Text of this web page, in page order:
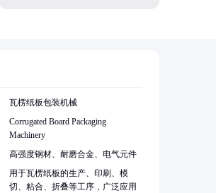
瓦楞纸板包装机械
Corrugated Board Packaging
Machinery
高强度钢材、耐磨合金、电气元件
用于瓦楞纸板的生产、印刷、模
切、粘合、折叠等工序，广泛应用